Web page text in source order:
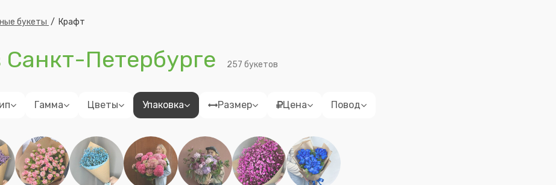
букеты / Крафт
Санкт-Петербурге 257 букетов
Гамма Цветы Упаковка Размер Цена Повод